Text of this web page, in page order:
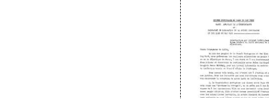
Cabral - Iva Cabral
Tipo Documental:
Página(s):7